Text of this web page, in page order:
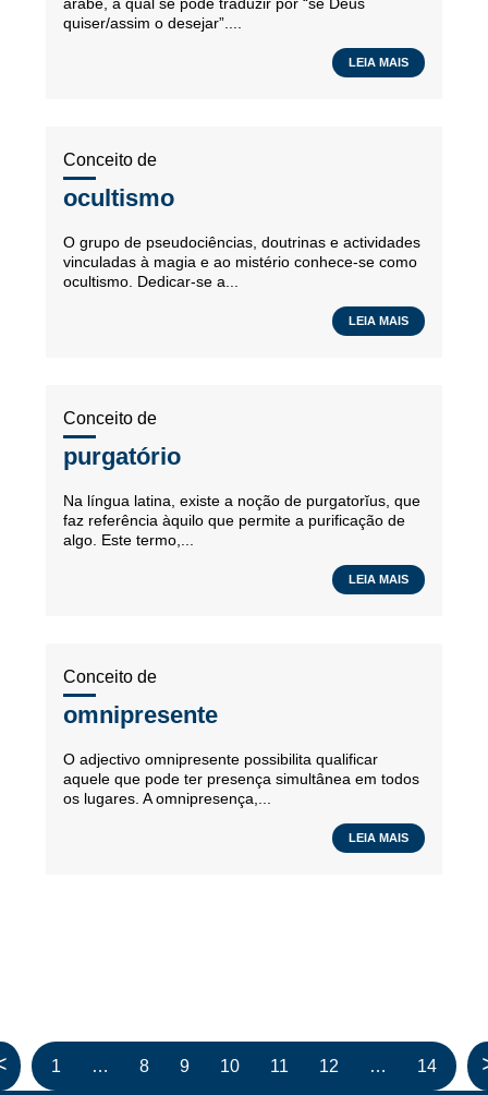
quiser/assim o desejar”....
LEIA MAIS
Conceito de
ocultismo
O grupo de pseudociências, doutrinas e actividades
vinculadas à magia e ao mistério conhece-se como
ocultismo. Dedicar-se a...
LEIA MAIS
Conceito de
purgatório
Na língua latina, existe a noção de purgatorĭus, que
faz referência àquilo que permite a purificação de
algo. Este termo,...
LEIA MAIS
Conceito de
omnipresente
O adjectivo omnipresente possibilita qualificar
aquele que pode ter presença simultânea em todos
os lugares. A omnipresença,...
LEIA MAIS
1 … 8 9 10 11 12 … 14